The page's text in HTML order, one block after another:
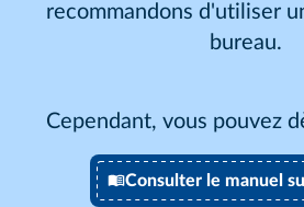
recommandons d'utiliser
bureau.
Cependant, vous pouvez
Consulter le manuel